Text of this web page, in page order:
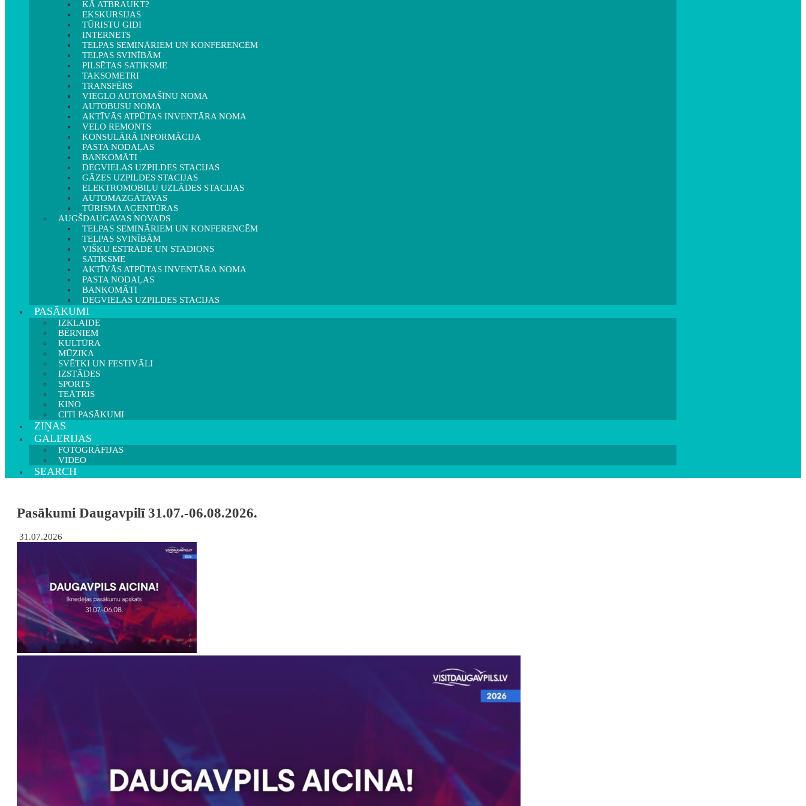
KĀ ATBRAUKT?
EKSKURSIJAS
TŪRISTU GIDI
INTERNETS
TELPAS SEMINĀRIEM UN KONFERENCĒM
TELPAS SVINĪBĀM
PILSĒTAS SATIKSME
TAKSOMETRI
TRANSFĒRS
VIEGLO AUTOMAŠĪNU NOMA
AUTOBUSU NOMA
AKTĪVĀS ATPŪTAS INVENTĀRA NOMA
VELO REMONTS
KONSULĀRĀ INFORMĀCIJA
PASTA NODAĻAS
BANKOMĀTI
DEGVIELAS UZPILDES STACIJAS
GĀZES UZPILDES STACIJAS
ELEKTROMOBIĻU UZLĀDES STACIJAS
AUTOMAZGĀTAVAS
TŪRISMA AĢENTŪRAS
AUGŠDAUGAVAS NOVADS
TELPAS SEMINĀRIEM UN KONFERENCĒM
TELPAS SVINĪBĀM
VIŠĶU ESTRĀDE UN STADIONS
SATIKSME
AKTĪVĀS ATPŪTAS INVENTĀRA NOMA
PASTA NODAĻAS
BANKOMĀTI
DEGVIELAS UZPILDES STACIJAS
PASĀKUMI
IZKLAIDE
BĒRNIEM
KULTŪRA
MŪZIKA
SVĒTKI UN FESTIVĀLI
IZSTĀDES
SPORTS
TEĀTRIS
KINO
CITI PASĀKUMI
ZIŅAS
GALERIJAS
FOTOGRĀFIJAS
VIDEO
SEARCH
Pasākumi Daugavpilī 31.07.-06.08.2026.
31.07.2026